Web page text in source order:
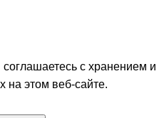
с хранением и
на этом веб-сайте.